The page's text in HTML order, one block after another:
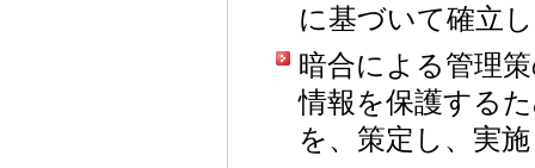
に基づいて確立
暗合による管理
情報を保護する
を、策定し、実